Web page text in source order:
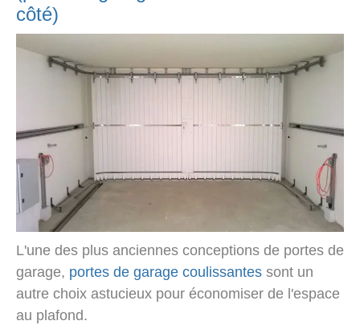
côté)
L'une des plus anciennes conceptions de portes de
garage, portes de garage coulissantes sont un
autre choix astucieux pour économiser de l'espace
au plafond.